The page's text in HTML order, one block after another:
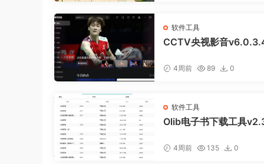
软件工具
CCTV央视影音
4周前 89 0
软件工具
Olib电子书下载工具
4周前 135 0